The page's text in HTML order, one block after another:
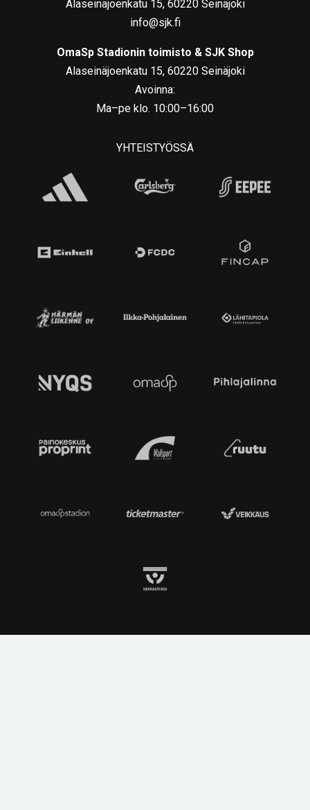
Alaseinäjoenkatu 15, 60220 Seinäjoki
info@sjk.fi
OmaSp Stadionin toimisto & SJK Shop
Alaseinäjoenkatu 15, 60220 Seinäjoki
Avoinna:
Ma–pe klo. 10:00–16:00
YHTEISTYÖSSÄ